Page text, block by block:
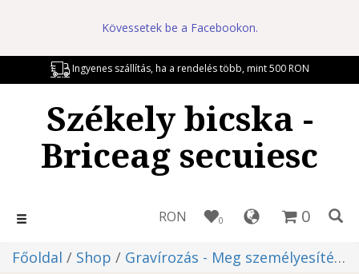
Kövessetek be a Facebookon.
Ingyenes szállítás, ha a rendelés több, mint 500 RON
Székely bicska -
Briceag secuiesc
Toggle
0
0
RON
Főoldal / Shop / Gravírozás - Meg személyesítés /